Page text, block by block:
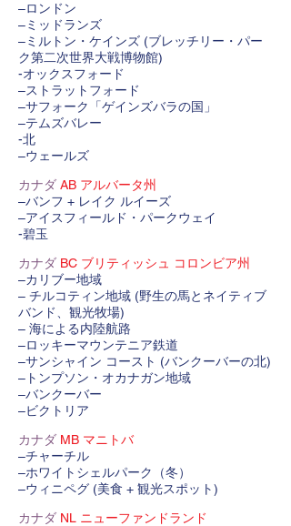
–ロンドン
–ミッドランズ
–ミルトン・ケインズ (ブレッチリー・パー
ク第二次世界大戦博物館)
-オックスフォード
–ストラットフォード
–サフォーク「ゲインズバラの国」
–テムズバレー
-北
–ウェールズ
カナダ AB アルバータ州
–バンフ + レイク ルイーズ
–アイスフィールド・パークウェイ
-碧玉
カナダ BC ブリティッシュ コロンビア州
–カリブー地域
– チルコティン地域 (野生の馬とネイティブ
バンド、観光牧場)
– 海による内陸航路
–ロッキーマウンテニア鉄道
–サンシャイン コースト (バンクーバーの北)
–トンプソン・オカナガン地域
–バンクーバー
–ビクトリア
カナダ MB マニトバ
–チャーチル
–ホワイトシェルパーク（冬）
–ウィニペグ (美食 + 観光スポット)
カナダ NL ニューファンドランド